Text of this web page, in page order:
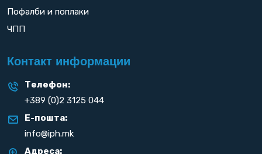
Пофалби и поплаки
ЧПП
Контакт информации
Телефон:
+389 (0)2 3125 044
Е-пошта:
info@iph.mk
Адреса: